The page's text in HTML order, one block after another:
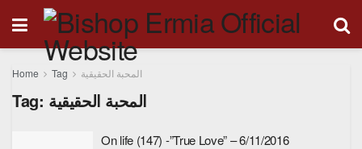
Home Tag المحبة الحقيقية
Tag: المحبة الحقيقية
On life (147) -”True Love” – 6/11/2016